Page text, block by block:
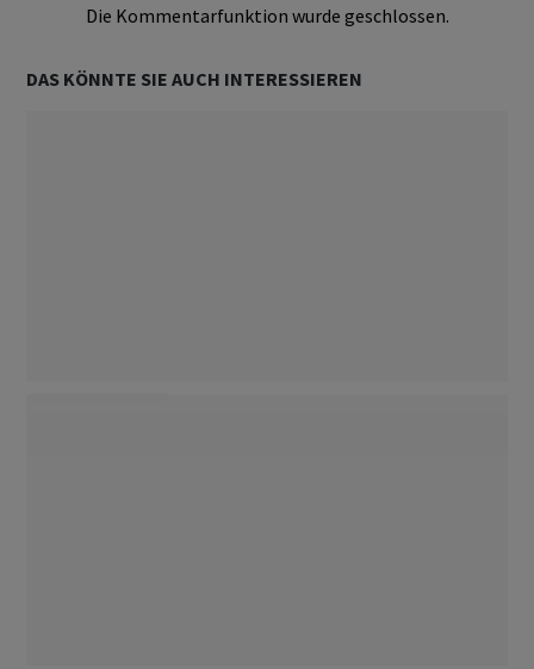
Die Kommentarfunktion wurde geschlossen.
DAS KÖNNTE SIE AUCH INTERESSIEREN